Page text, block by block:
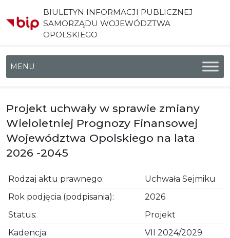
BIULETYN INFORMACJI PUBLICZNEJ
SAMORZĄDU WOJEWÓDZTWA
OPOLSKIEGO
Menu główne
Projekt uchwały w sprawie zmiany
Wieloletniej Prognozy Finansowej
Województwa Opolskiego na lata
2026 -2045
Rodzaj aktu prawnego:
Uchwała Sejmiku
Rok podjęcia (podpisania):
2026
Status:
Projekt
Kadencja:
VII 2024/2029